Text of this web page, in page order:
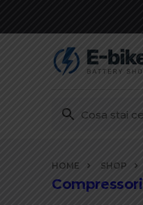
contenuti
HOME SHOP
Compressori